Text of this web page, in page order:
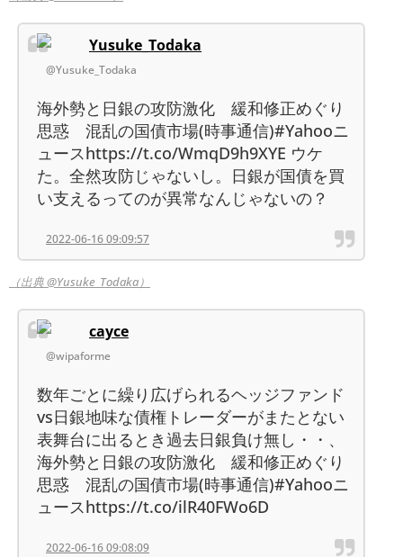
Yusuke_Todaka
@Yusuke_Todaka
海外勢と日銀の攻防激化 緩和修正めぐり
思惑 混乱の国債市場(時事通信)#Yahooニ
ュースhttps://t.co/WmqD9h9XYE ウケ
た。全然攻防じゃないし。日銀が国債を買
い支えるってのが異常なんじゃないの？
2022-06-16 09:09:57
（出典 @Yusuke_Todaka）
cayce
@wipaforme
数年ごとに繰り広げられるヘッジファンド
vs日銀地味な債権トレーダーがまたとない
表舞台に出るとき過去日銀負け無し・・、
海外勢と日銀の攻防激化 緩和修正めぐり
思惑 混乱の国債市場(時事通信)#Yahooニ
ュースhttps://t.co/ilR40FWo6D
2022-06-16 09:08:09